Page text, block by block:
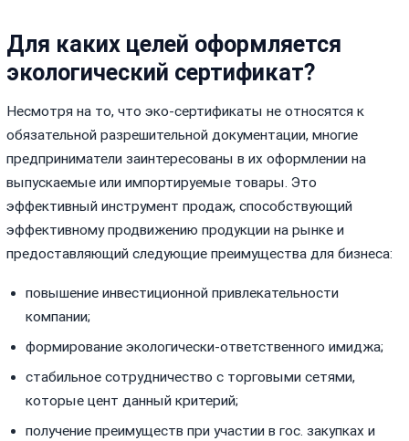
Для каких целей оформляется
экологический сертификат?
Несмотря на то, что эко-сертификаты не относятся к
обязательной разрешительной документации, многие
предприниматели заинтересованы в их оформлении на
выпускаемые или импортируемые товары. Это
эффективный инструмент продаж, способствующий
эффективному продвижению продукции на рынке и
предоставляющий следующие преимущества для бизнеса:
повышение инвестиционной привлекательности
компании;
формирование экологически-ответственного имиджа;
стабильное сотрудничество с торговыми сетями,
которые цент данный критерий;
получение преимуществ при участии в гос. закупках и